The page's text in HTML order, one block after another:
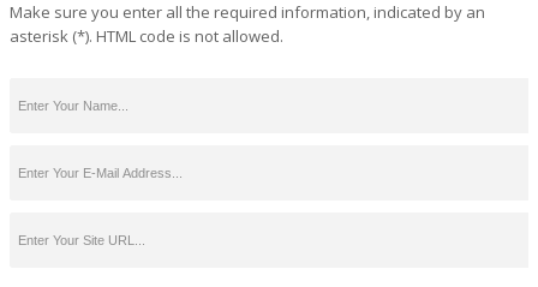
Make sure you enter all the required information, indicated by an
asterisk (*). HTML code is not allowed.